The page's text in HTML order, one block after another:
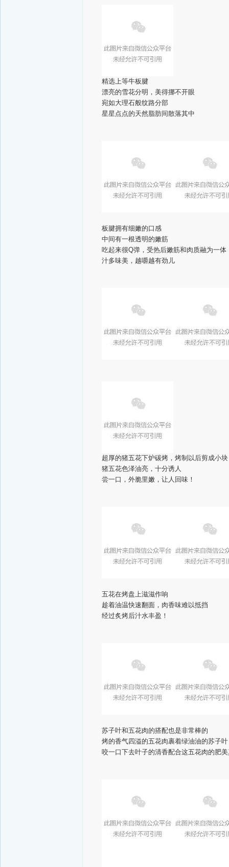
精选上等牛板腱
漂亮的雪花分明，美得挪不开眼
宛如大理石般纹路分部
星星点点的天然脂肪间散落其中
板腱拥有细嫩的口感
中间有一根透明的嫩筋
吃起来很Q弹，受热后嫩筋和肉质融为一体
汁多味美，越嚼越有劲儿
超厚的猪五花下炉碳烤，烤制以后剪成小块
猪五花色泽油亮，十分诱人
尝一口，外脆里嫩，让人回味！
五花在烤盘上滋滋作响
趁着油温快速翻面，肉香味难以抵挡
经过炙烤后汁水丰盈！
苏子叶和五花肉的搭配也是非常棒的
烤的香气四溢的五花肉裹着绿油油的苏子叶
咬一口下去叶子的清香配合这五花肉的肥